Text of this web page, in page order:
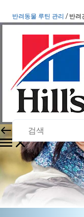
반려동물 루틴 관리 반려
반려견
였을 때
반려동물 루틴 관리
시월 01, 2015